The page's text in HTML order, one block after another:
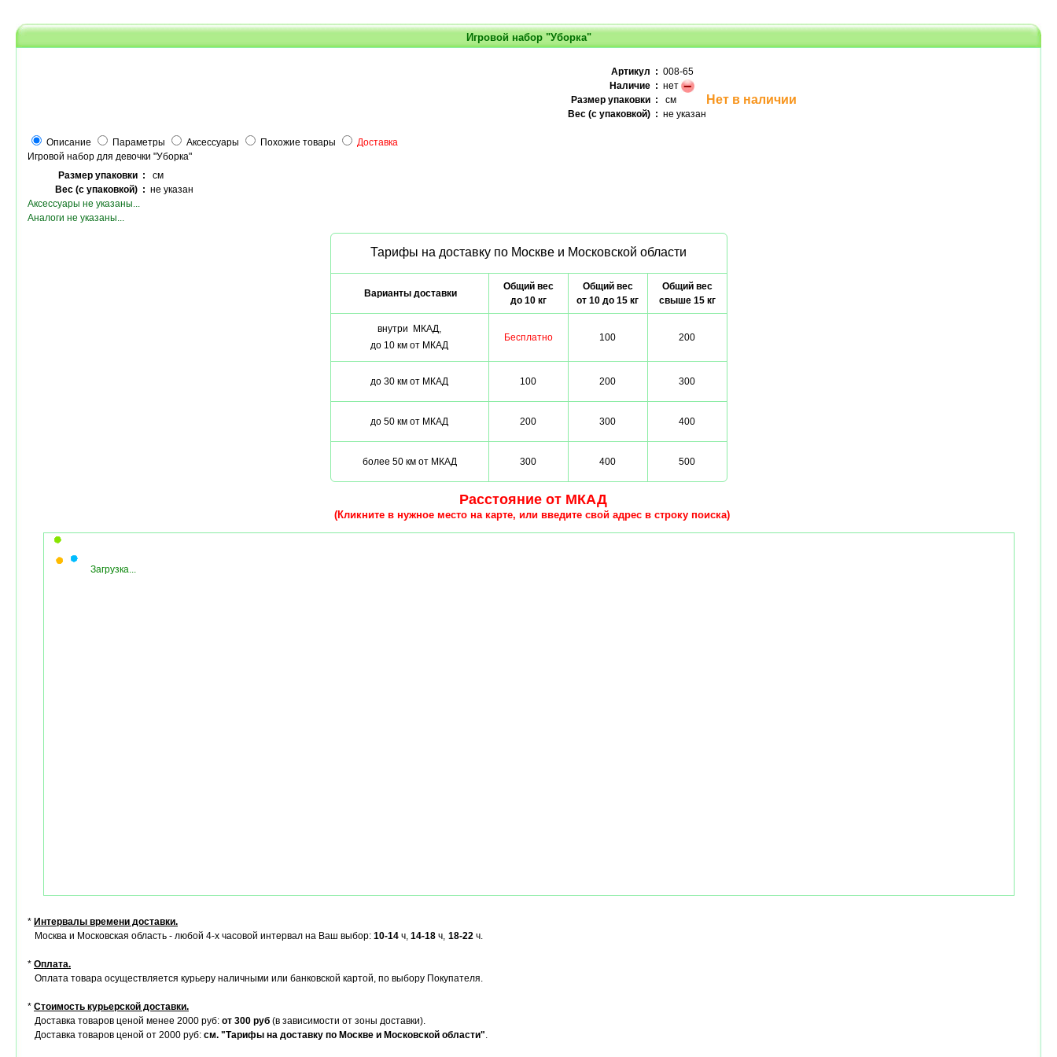
Игровой набор "Уборка"
Артикул : 008-65
Наличие : нет
Размер упаковки : см
Вес (с упаковкой) : не указан
Нет в наличии
Описание Параметры Аксессуары Похожие товары
Доставка
Игровой набор для девочки "Уборка"
Размер упаковки : см
Вес (с упаковкой) : не указан
Аксессуары не указаны...
Аналоги не указаны...
Тарифы на доставку по Москве и Московской области
Варианты доставки
Общий вес
до 10 кг
Общий вес
от 10 до 15 кг
Общий вес
свыше 15 кг
внутри МКАД,
до 10 км от МКАД
Бесплатно 100 200
до 30 км от МКАД 100 200 300
до 50 км от МКАД 200 300 400
более 50 км от МКАД 300 400 500
Расстояние от МКАД
(Кликните в нужное место на карте, или введите свой адрес в строку поиска)
Загрузка...
* Интервалы времени доставки.
Москва и Московская область - любой 4-х часовой интервал на Ваш выбор: 10-14 ч, 14-18 ч, 18-22 ч.
* Оплата.
Оплата товара осуществляется курьеру наличными или банковской картой, по выбору Покупателя.
* Стоимость курьерской доставки.
Доставка товаров ценой менее 2000 руб: от 300 руб (в зависимости от зоны доставки).
Доставка товаров ценой от 2000 руб: см. "Тарифы на доставку по Москве и Московской области".